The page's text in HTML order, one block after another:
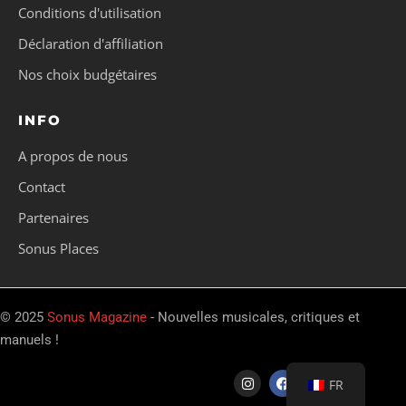
Conditions d'utilisation
Déclaration d'affiliation
Nos choix budgétaires
INFO
A propos de nous
Contact
Partenaires
Sonus Places
© 2025 Sonus Magazine - Nouvelles musicales, critiques et
manuels !
FR